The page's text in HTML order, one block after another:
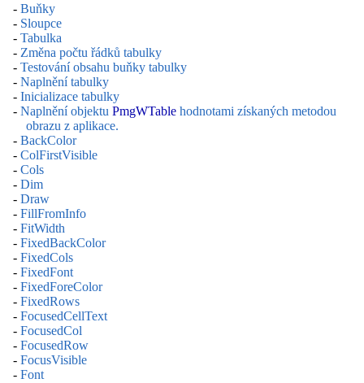
- Buňky
- Sloupce
- Tabulka
- Změna počtu řádků tabulky
- Testování obsahu buňky tabulky
- Naplnění tabulky
- Inicializace tabulky
- Naplnění objektu PmgWTable hodnotami získaných metodou
obrazu z aplikace.
- BackColor
- ColFirstVisible
- Cols
- Dim
- Draw
- FillFromInfo
- FitWidth
- FixedBackColor
- FixedCols
- FixedFont
- FixedForeColor
- FixedRows
- FocusedCellText
- FocusedCol
- FocusedRow
- FocusVisible
- Font